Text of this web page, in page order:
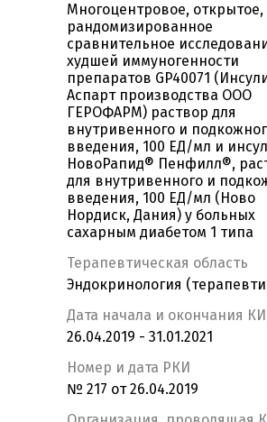
Многоцентровое, открытое,
рандомизированное
сравнительное
худшей иммуногенности
препаратов GP40071
Аспарт производства ООО
ГЕРОФАРМ) раствор для
внутривенного и
введения, 100 ЕД/мл и
НовоРапид® Пенфилл®,
для внутривенного и
введения, 100 ЕД/мл (Ново
Нордиск, Дания) у больных
сахарным диабетом 1 типа
Терапевтическая область
Эндокринология
Дата начала и окончания КИ
26.04.2019 - 31.01.2021
Номер и дата РКИ
№ 217 от 26.04.2019